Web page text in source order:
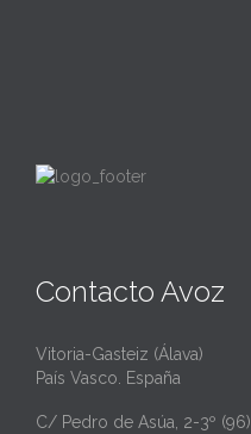
Contacto Avoz
Vitoria-Gasteiz (Álava)
País Vasco. España
C/ Pedro de Asúa, 2-3º (96)